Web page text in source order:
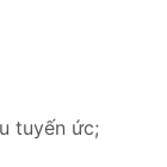
tuyến ức;